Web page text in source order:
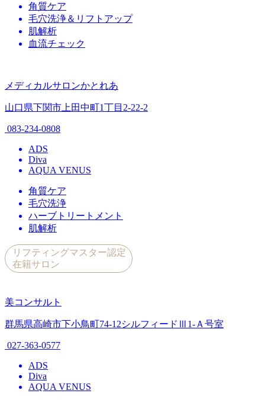
角質ケア
毛穴洗浄＆リフトアップ
肌解析
血流チェック
メディカルサロンかとれあ
山口県下関市上田中町1丁目2-22-2
083-234-0808
ADS
Diva
AQUA VENUS
角質ケア
毛穴洗浄
ハーブトリートメント
肌解析
リフティングマスター認定
在籍サロン
美コンサルト
群馬県高崎市下小鳥町74-12シルフィードⅢ1-Ａ号室
027-363-0577
ADS
Diva
AQUA VENUS